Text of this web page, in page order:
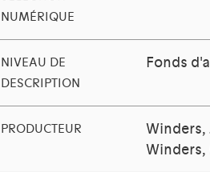
NUMÉRIQUE
NIVEAU DE
DESCRIPTION
Fonds
PRODUCTEUR
Winders,
Winders,